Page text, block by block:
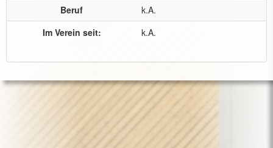
Beruf
k.A.
Im Verein seit:
k.A.